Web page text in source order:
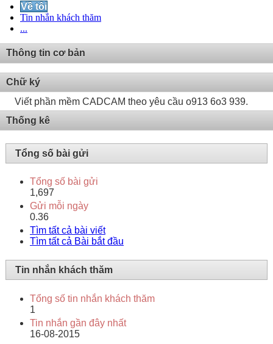
Về tôi
Tin nhắn khách thăm
...
Thông tin cơ bản
Chữ ký
Viết phần mềm CADCAM theo yêu cầu o913 6o3 939.
Thống kê
Tổng số bài gửi
Tổng số bài gửi
1,697
Gửi mỗi ngày
0.36
Tìm tất cả bài viết
Tìm tất cả Bài bắt đầu
Tin nhắn khách thăm
Tổng số tin nhắn khách thăm
1
Tin nhắn gần đây nhất
16-08-2015